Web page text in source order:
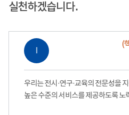
실천하겠습니다.
Ⅰ
(
우리는 전시·연구·교육의 전문성을
높은 수준의 서비스를 제공하도록 노